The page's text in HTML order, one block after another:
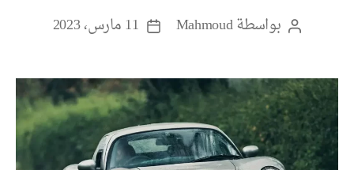
كاتببواسطةMahmoud
تاريخ
11 مارس، 2023